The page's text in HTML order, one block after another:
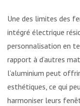
Une des limites des
intégré électrique
personnalisation en
rapport à d’autres
l’aluminium peut
esthétiques, ce qui
harmoniser leurs